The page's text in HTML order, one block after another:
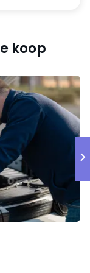
& Beans,
namen.
om te starten
koop